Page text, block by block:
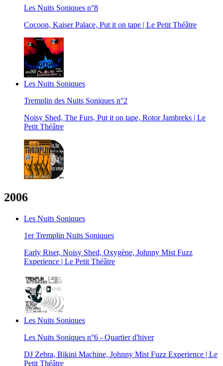
Les Nuits Soniques n°8
Cocoon, Kaiser Palace, Put it on tape | Le Petit Théâtre
Les Nuits Soniques
Tremplin des Nuits Soniques n°2
Noisy Shed, The Furs, Put it on tape, Rotor Jambreks | Le
Petit Théâtre
2006
Les Nuits Soniques
1er Tremplin Nuits Soniques
Early Riser, Noisy Shed, Oxygène, Johnny Mist Fuzz
Experience | Le Petit Théâtre
Les Nuits Soniques
Les Nuits Soniques n°6 - Quartier d'hiver
DJ Zebra, Bikini Machine, Johnny Mist Fuzz Experience | Le
Petit Théâtre